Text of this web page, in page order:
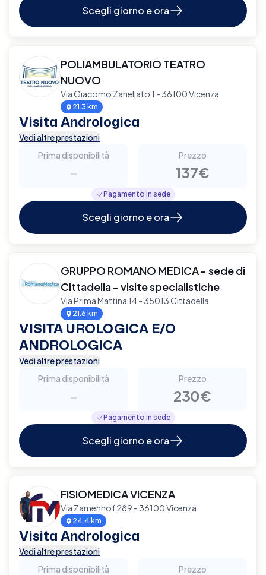
Scegli giorno e ora
POLIAMBULATORIO TEATRO
NUOVO
Via Giacomo Zanellato 1 - 36100 Vicenza
21.3 km
Visita Andrologica
Vedi altre prestazioni
Prima disponibilità
-
Prezzo
137€
Pagamento in sede
Scegli giorno e ora
GRUPPO ROMANO MEDICA - sede di
Cittadella - visite specialistiche
Via Prima Mattina 14 - 35013 Cittadella
21.6 km
VISITA UROLOGICA E/O
ANDROLOGICA
Vedi altre prestazioni
Prima disponibilità
-
Prezzo
230€
Pagamento in sede
Scegli giorno e ora
FISIOMEDICA VICENZA
Via Zamenhof 289 - 36100 Vicenza
24.4 km
Visita Andrologica
Vedi altre prestazioni
Prima disponibilità
Prezzo